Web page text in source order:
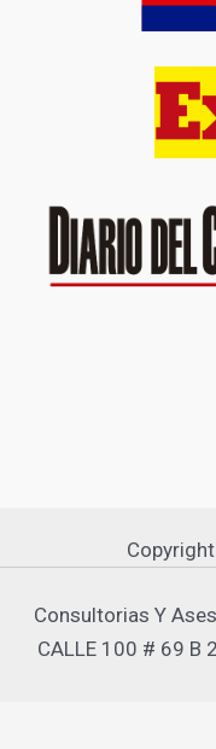
Consultorias Y
CALLE 100 # 69 B